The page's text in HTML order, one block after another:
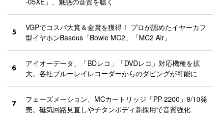
5
VGPでコスパ大賞＆金賞を獲得！ プロが認めたイヤーカフ
型イヤホンBaseus「Bowie MC2」「MC2 Air」
6
アイオーデータ、「BDレコ」「DVDレコ」対応機種を拡
大。各社ブルーレイレコーダーからのダビングが可能に
7
フェーズメーション、MCカートリッジ「PP-2200」9/10発
売。磁気回路見直しやチタンボディ新採用で音質強化